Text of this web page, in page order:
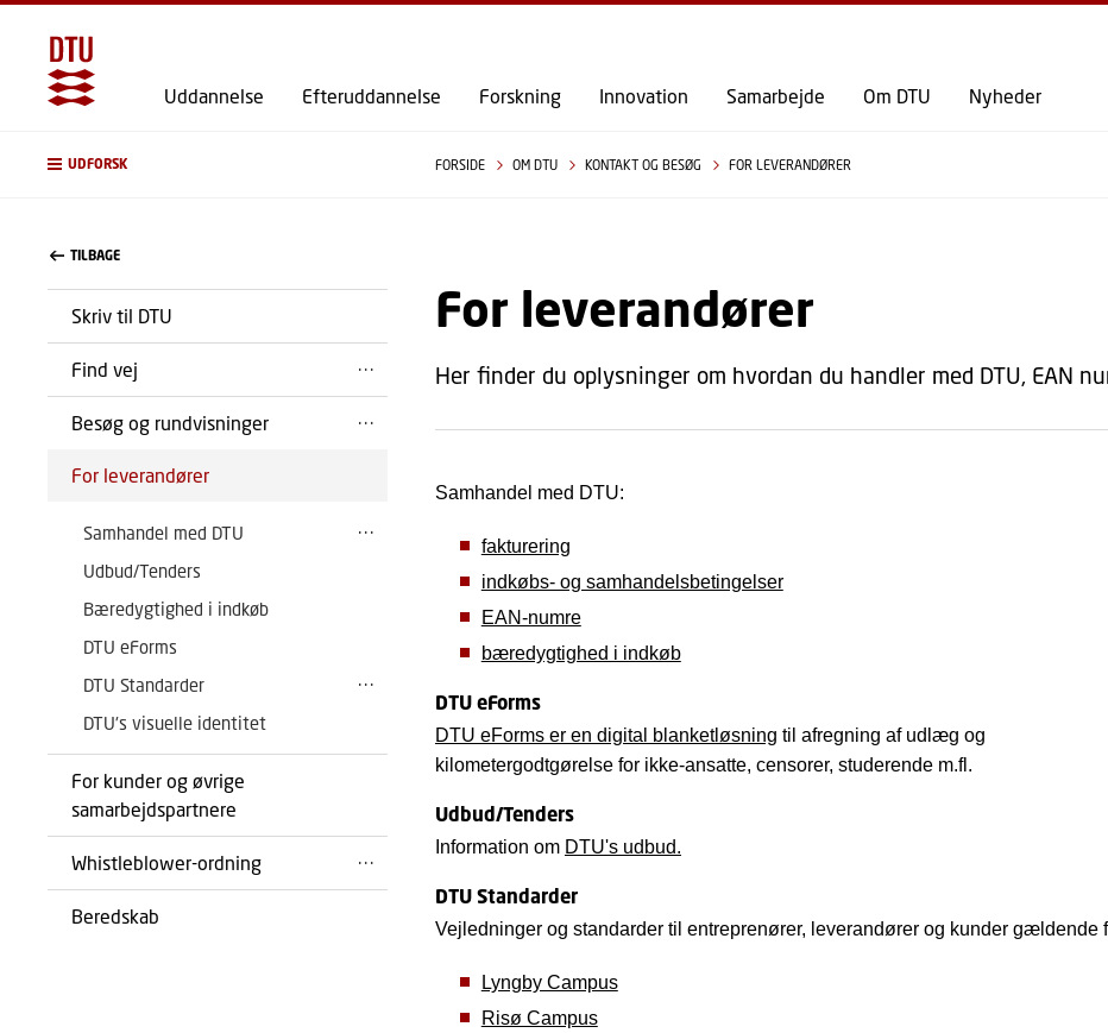
GÅ TIL PRIMÆRT INDHOLD (TRYK ENTER).
Uddannelse Efteruddannelse Forskning Innovation Samarbejde Om DTU Nyheder
UDFORSK FORSIDE OM DTU KONTAKT OG BESØG FOR LEVERANDØRER
TILBAGE
Skriv til DTU
Find vej
Besøg og rundvisninger
For leverandører
Samhandel med DTU
Udbud/Tenders
Bæredygtighed i indkøb
DTU eForms
DTU Standarder
DTU's visuelle identitet
For kunder og øvrige
samarbejdspartnere
Whistleblower-ordning
Beredskab
For leverandører
Her finder du oplysninger om hvordan du handler med DTU, EAN
Samhandel med DTU:
fakturering
indkøbs- og samhandelsbetingelser
EAN-numre
bæredygtighed i indkøb
DTU eForms
DTU eForms er en digital blanketløsning til afregning af udlæg og
kilometergodtgørelse for ikke-ansatte, censorer, studerende m.fl.
Udbud/Tenders
Information om DTU's udbud.
DTU Standarder
Vejledninger og standarder til entreprenører, leverandører og kunder gældende
Lyngby Campus
Risø Campus